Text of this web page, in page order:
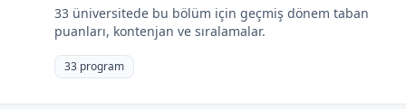
33 üniversitede bu bölüm için geçmiş dönem taban
puanları, kontenjan ve sıralamalar.
33 program